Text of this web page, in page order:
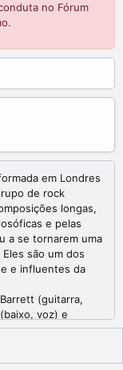
no Fórum
em Londres
de rock
longas,
e pelas
a se tornarem uma
são um dos
e influentes da
(guitarra,
voz) e
de Barrett, eles
sucesso, The
entrou para a